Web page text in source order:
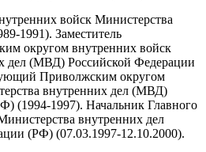
войск Министерства
1991). Заместитель
округом внутренних войск
дел (МВД) Российской Федерации
Приволжским округом
внутренних дел (МВД)
(1994-1997). Начальник Главного
внутренних дел
(РФ) (07.03.1997-12.10.2000).